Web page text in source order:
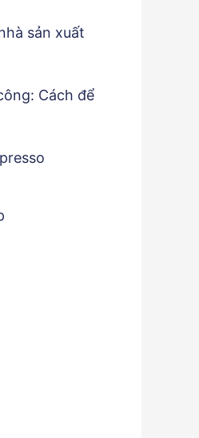
sản xuất
Cách để